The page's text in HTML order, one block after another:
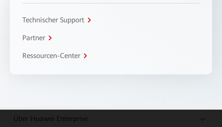
Technischer Support
Partner
Ressourcen-Center
Über Huawei Enterprise